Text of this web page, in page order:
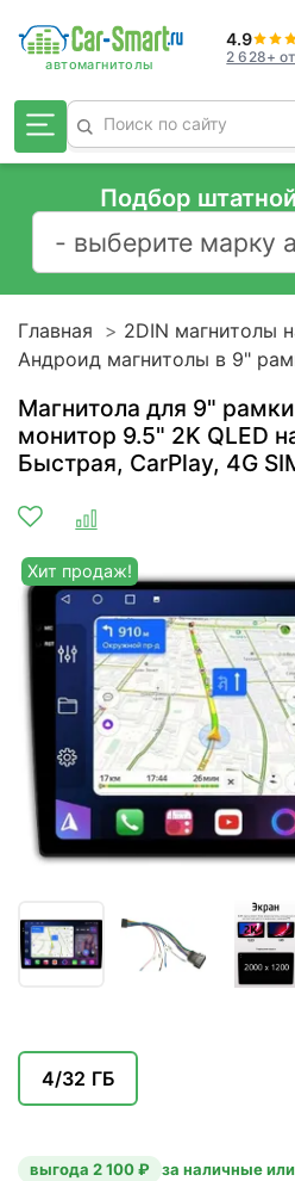
4.9
2 628+
Подбор
Главная
2DIN магнитолы
Андроид магнитолы в 9"
Магнитола для 9"
монитор 9.5" 2K QLED
Быстрая, CarPlay, 4G
Хит продаж!
4/32 ГБ
выгода 2 100 ₽ за наличные